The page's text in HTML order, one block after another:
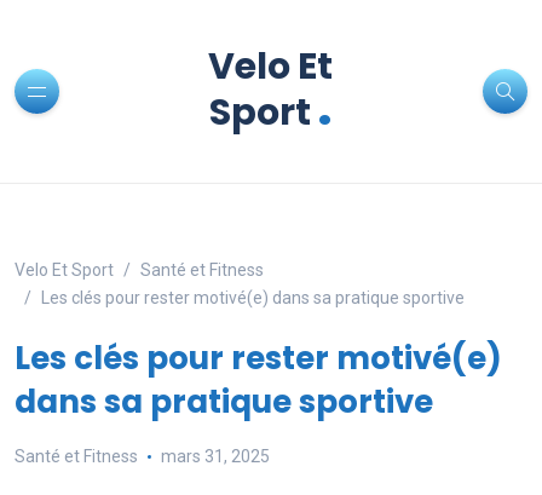
Velo Et
Sport.
Velo Et Sport
Santé et Fitness
Les clés pour rester motivé(e) dans sa pratique sportive
Les clés pour rester motivé(e)
dans sa pratique sportive
Santé et Fitness mars 31, 2025